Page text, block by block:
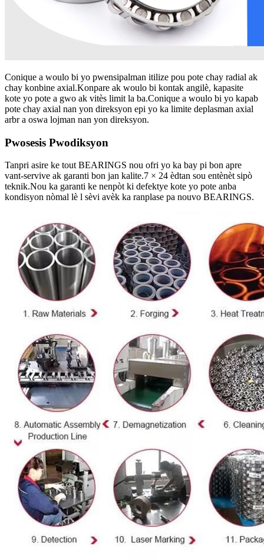
Conique a woulo bi yo pwensipalman itilize pou pote chay radial ak
chay konbine axial.Konpare ak woulo bi kontak angilè, kapasite
kote yo pote a gwo ak vitès limit la ba.Conique a woulo bi yo kapab
pote chay axial nan yon direksyon epi yo ka limite deplasman axial
arbr a oswa lojman nan yon direksyon.
Pwosesis Pwodiksyon
Tanpri asire ke tout BEARINGS nou ofri yo ka bay pi bon apre
vant-servive ak garanti bon jan kalite.7 × 24 èdtan sou entènèt sipò
teknik.Nou ka garanti ke nenpòt ki defektye kote yo pote anba
kondisyon nòmal lè l sèvi avèk ka ranplase pa nouvo BEARINGS.